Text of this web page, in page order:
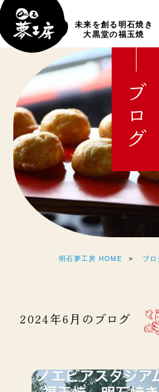
未来を創る明石焼き
大黒堂の福玉焼
ブログ
明石夢工房 HOME ブロ
2024年6月のブログ